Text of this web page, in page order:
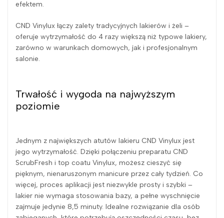
efektem.
CND Vinylux łączy zalety tradycyjnych lakierów i żeli –
oferuje wytrzymałość do 4 razy większą niż typowe lakiery,
zarówno w warunkach domowych, jak i profesjonalnym
salonie.
Trwałość i wygoda na najwyższym
poziomie
Jednym z największych atutów lakieru CND Vinylux jest
jego wytrzymałość. Dzięki połączeniu preparatu CND
ScrubFresh i top coatu Vinylux, możesz cieszyć się
pięknym, nienaruszonym manicure przez cały tydzień. Co
więcej, proces aplikacji jest niezwykle prosty i szybki –
lakier nie wymaga stosowania bazy, a pełne wyschnięcie
zajmuje jedynie 8,5 minuty. Idealne rozwiązanie dla osób